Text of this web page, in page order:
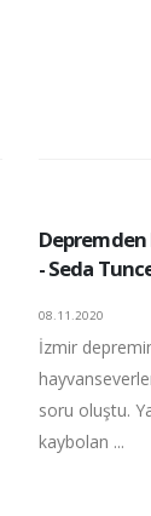
Depremden
- Seda
08.11.2020
İzmir
soru oluştu.
kaybolan ...